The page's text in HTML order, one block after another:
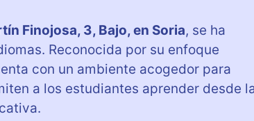
Finojosa, 3, Bajo, en Soria, se ha
Reconocida por su enfoque
con un ambiente acogedor para
a los estudiantes aprender desde